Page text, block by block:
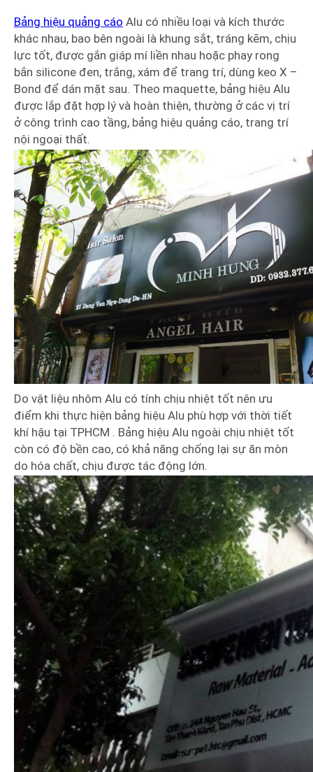
Bảng hiệu quảng cáo Alu có nhiều loại và kích thước
khác nhau, bao bên ngoài là khung sắt, tráng kẽm, chịu
lực tốt, được gắn giáp mí liền nhau hoặc phay rong
bắn silicone đen, trắng, xám để trang trí, dùng keo X –
Bond để dán mặt sau. Theo maquette, bảng hiệu Alu
được lắp đặt hợp lý và hoàn thiện, thường ở các vị trí
ở công trình cao tầng, bảng hiệu quảng cáo, trang trí
nội ngoại thất.
Do vật liệu nhôm Alu có tính chịu nhiệt tốt nên ưu
điểm khi thực hiện bảng hiệu Alu phù hợp với thời tiết
khí hậu tại TPHCM . Bảng hiệu Alu ngoài chịu nhiệt tốt
còn có độ bền cao, có khả năng chống lại sự ăn mòn
do hóa chất, chịu được tác động lớn.